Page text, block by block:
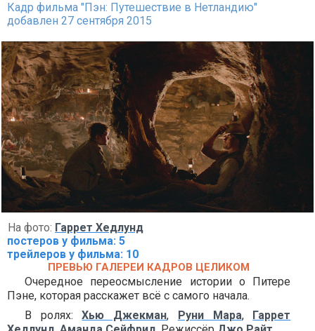
Кадр фильма "Пэн: Путешествие в Нетландию"
добавлен 27 сентября 2015
На фото: Гаррет Хедлунд
постеров у фильма: 5
трейлеров у фильма: 10
ПРЕВЬЮ ГАЛЕРЕИ КАДРОВ ЦЕЛИКОМ
Очередное переосмысление истории о Питере
Пэне, которая расскажет всё с самого начала.
В ролях:Хью Джекман, Руни Мара, Гаррет